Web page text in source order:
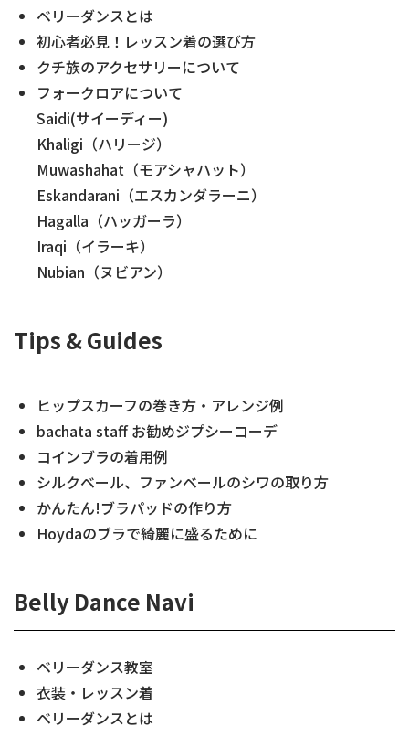
ベリーダンスとは
初心者必見！レッスン着の選び方
クチ族のアクセサリーについて
フォークロアについて
Saidi(サイーディー)
Khaligi（ハリージ）
Muwashahat（モアシャハット）
Eskandarani（エスカンダラーニ）
Hagalla（ハッガーラ）
Iraqi（イラーキ）
Nubian（ヌビアン）
Tips & Guides
ヒップスカーフの巻き方・アレンジ例
bachata staff お勧めジプシーコーデ
コインブラの着用例
シルクベール、ファンベールのシワの取り方
かんたん!ブラパッドの作り方
Hoydaのブラで綺麗に盛るために
Belly Dance Navi
ベリーダンス教室
衣装・レッスン着
ベリーダンスとは